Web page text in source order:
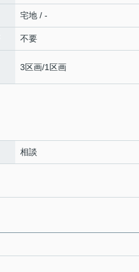
宅地 / -
不要
3区画/1区画
相談